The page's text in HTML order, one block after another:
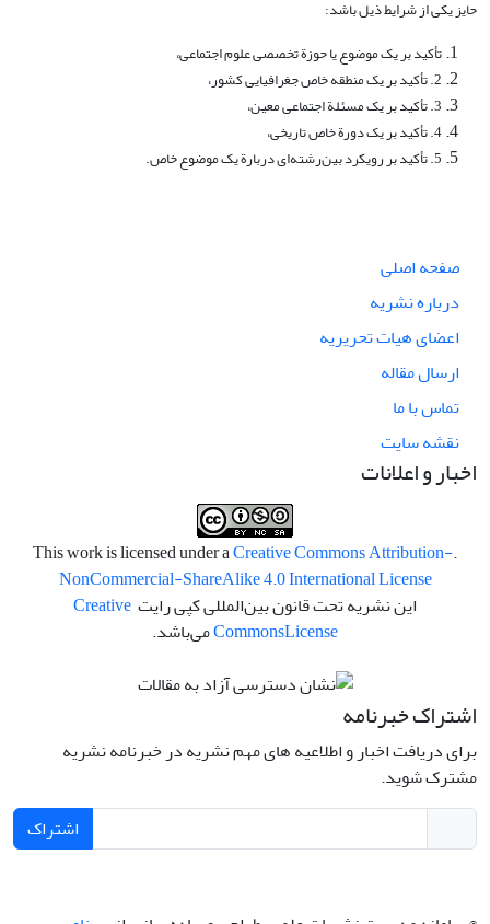
حایز یکی از شرایط ذیل باشد:
تأکید بر یک موضوع یا حوزة تخصصی علوم اجتماعی،
2. تأکید بر یک منطقه خاص جغرافیایی کشور،
3. تأکید بر یک مسئلة اجتماعی معین،
4. تأکید بر یک دورة خاص تاریخی،
5. تأکید بر رویکرد بین‌رشته‌ای دربارة یک موضوع خاص.
صفحه اصلی
درباره نشریه
اعضای هیات تحریریه
ارسال مقاله
تماس با ما
نقشه سایت
اخبار و اعلانات
.This work is licensed under a
Creative Commons Attribution-
NonCommercial-ShareAlike 4.0 International License
این نشریه تحت قانون بین‌المللی کپی رایت Creative
CommonsLicense می‌باشد.
اشتراک خبرنامه
برای دریافت اخبار و اطلاعیه های مهم نشریه در خبرنامه نشریه
مشترک شوید.
اشتراک